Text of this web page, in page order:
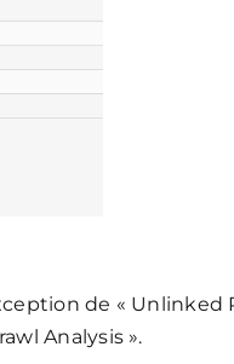
de « Unlinked
Analysis ».